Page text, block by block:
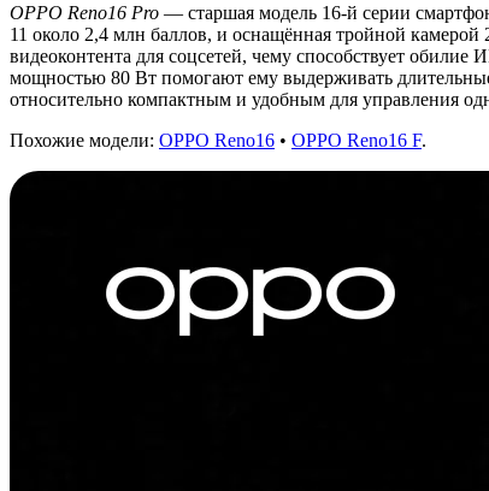
OPPO Reno16 Pro — старшая модель 16-й серии
11 около 2,4 млн баллов, и оснащённая тройной
видеоконтента для соцсетей, чему способствует
мощностью 80 Вт помогают ему выдерживать
относительно компактным и удобным для управления
Похожие модели: OPPO Reno16 • OPPO Reno16 F.